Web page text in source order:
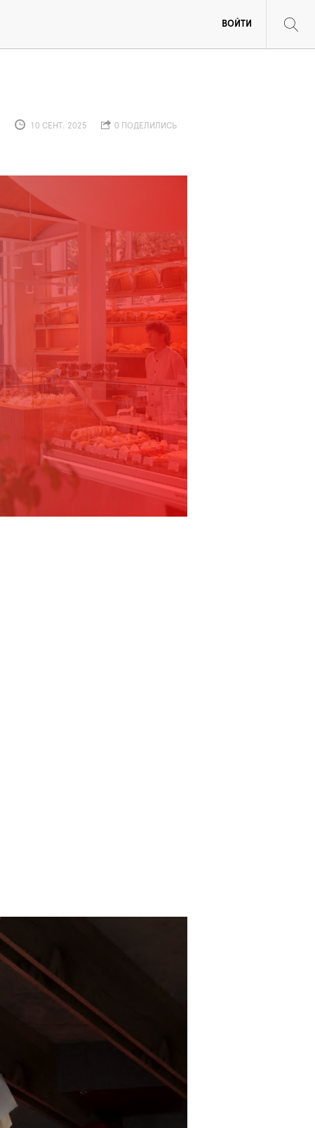
ВОЙТИ
10 СЕНТ. 2025 0 ПОДЕЛИЛИСЬ